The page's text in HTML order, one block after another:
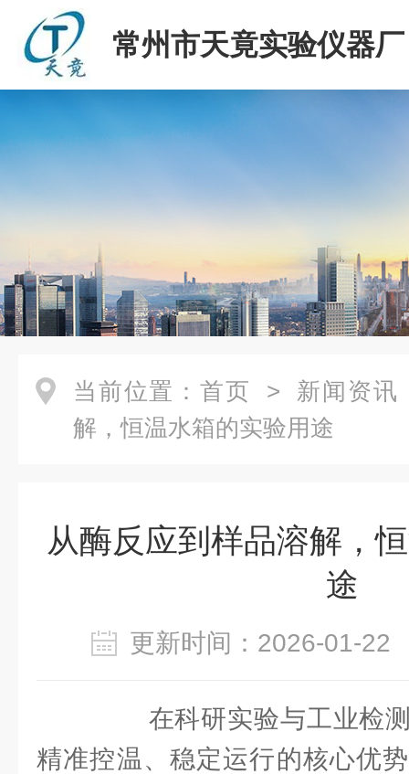
常州市天竟实验仪器厂
当前位置： 首页 > 新闻资讯
解，恒温水箱的实验用途
从酶反应到样品溶解，
途
更新时间：2026-01-
在科研实验与工业检测
精准控温、稳定运行的核心优